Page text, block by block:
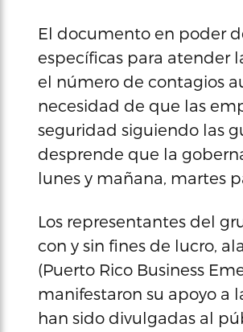
El documento en poder
específicas para atender
el número de contagios
necesidad de que las
seguridad siguiendo las
desprende que la
lunes y mañana, martes
Los representantes del
con y sin fines de lucro,
(Puerto Rico Business
manifestaron su apoyo a
han sido divulgadas al